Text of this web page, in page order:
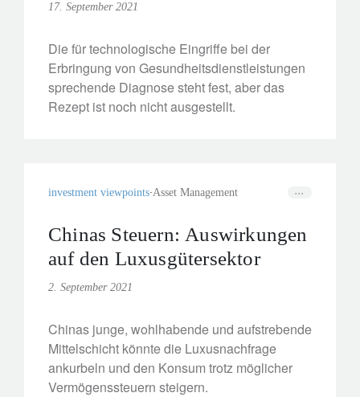
17. September 2021
Die für technologische Eingriffe bei der
Erbringung von Gesundheitsdienstleistungen
sprechende Diagnose steht fest, aber das
Rezept ist noch nicht ausgestellt.
investment viewpoints Asset Management
Chinas Steuern: Auswirkungen
auf den Luxusgütersektor
2. September 2021
Chinas junge, wohlhabende und aufstrebende
Mittelschicht könnte die Luxusnachfrage
ankurbeln und den Konsum trotz möglicher
Vermögenssteuern steigern.